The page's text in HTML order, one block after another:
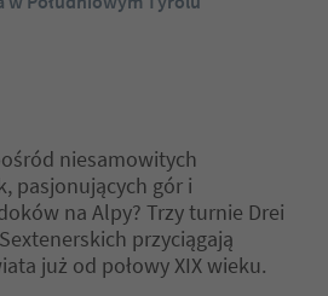
that the same
By juxtaposing
both armies,
superimposed image
and scholarly
visual panorama of
niesamowitych
pasjonujących gór i
na Alpy? Trzy turnie Drei
przyciągają
już od połowy XIX wieku.